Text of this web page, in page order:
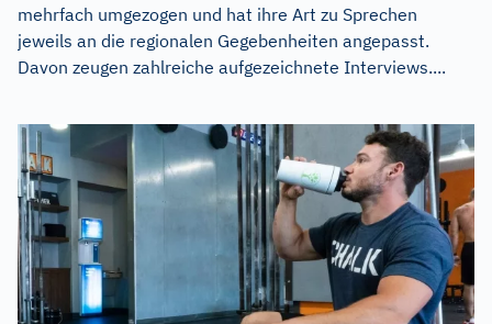
mehrfach umgezogen und hat ihre Art zu Sprechen
jeweils an die regionalen Gegebenheiten angepasst.
Davon zeugen zahlreiche aufgezeichnete Interviews....